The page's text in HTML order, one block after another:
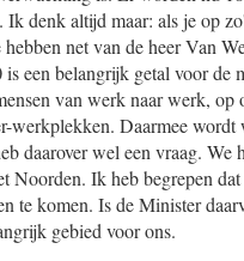
Ik denk altijd maar: als je op
net van de heer Van
een belangrijk getal voor de
van werk naar werk,
werkplekken. Daarmee
daarover wel een vraag. We
Noorden. Ik heb begrepen
te komen. Is de Minister
gebied voor ons.